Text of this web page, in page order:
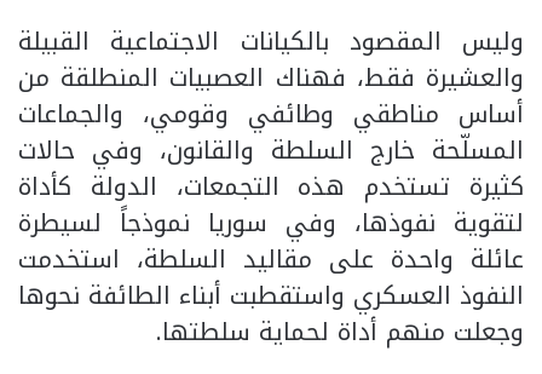
وليس المقصود بالكيانات الاجتماعية القبيلة
والعشيرة فقط، فهناك العصبيات المنطلقة من
أساس مناطقي وطائفي وقومي، والجماعات
المسلّحة خارج السلطة والقانون، وفي حالات
كثيرة تستخدم هذه التجمعات، الدولة كأداة
لتقوية نفوذها، وفي سوريا نموذجاً لسيطرة
عائلة واحدة على مقاليد السلطة، استخدمت
النفوذ العسكري واستقطبت أبناء الطائفة نحوها
وجعلت منهم أداة لحماية سلطتها.